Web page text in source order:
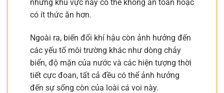
những khu vực này có thể không an toàn hoặc
có ít thức ăn hơn.
Ngoài ra, biến đổi khí hậu còn ảnh hưởng đến
các yếu tố môi trường khác như dòng chảy
biển, độ mặn của nước và các hiện tượng thời
tiết cực đoan, tất cả đều có thể ảnh hưởng
đến sự sống còn của loài cá voi này.